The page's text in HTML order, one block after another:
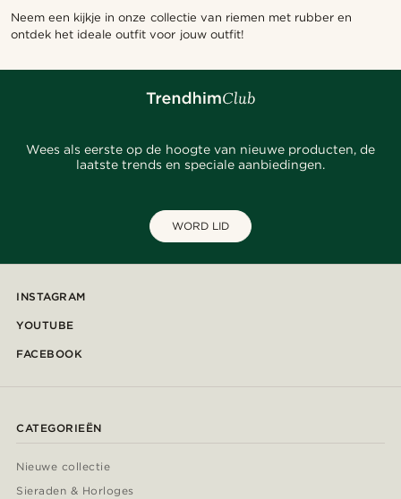
Neem een kijkje in onze collectie van riemen met rubber en
ontdek het ideale outfit voor jouw outfit!
Wees als eerste op de hoogte van nieuwe producten, de
laatste trends en speciale aanbiedingen.
WORD LID
INSTAGRAM
YOUTUBE
FACEBOOK
CATEGORIEËN
Nieuwe collectie
Sieraden & Horloges